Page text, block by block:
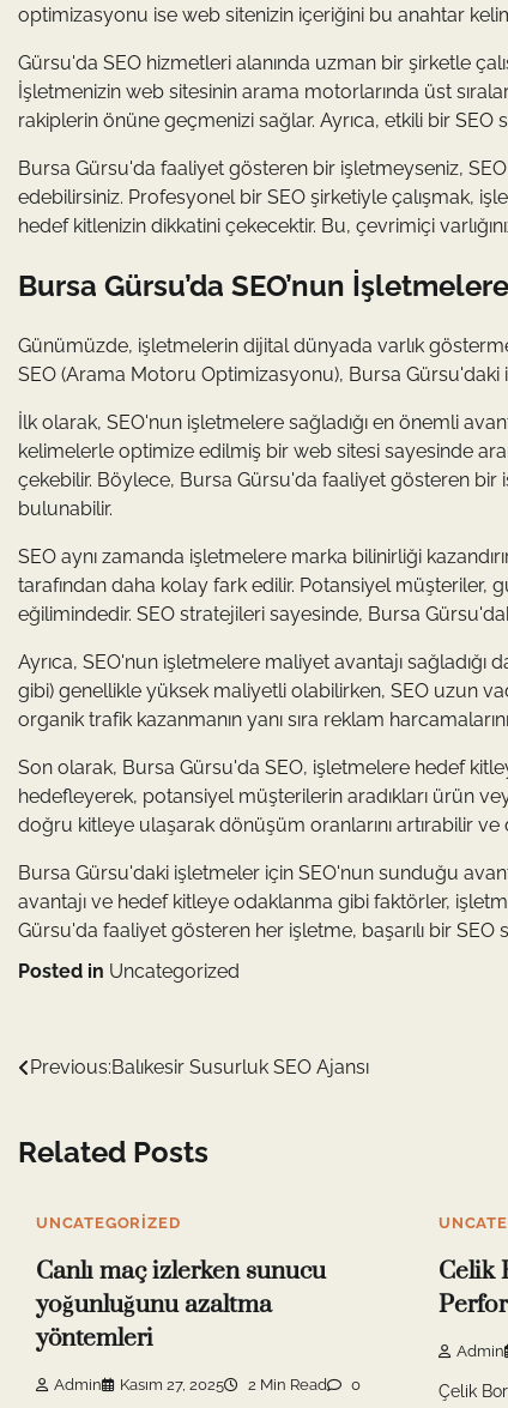
optimizasyonu ise web sitenizin içeriğini bu anahtar
Gürsu'da SEO hizmetleri alanında uzman bir şirketle
İşletmenizin web sitesinin arama motorlarında üst
rakiplerin önüne geçmenizi sağlar. Ayrıca, etkili bir
Bursa Gürsu'da faaliyet gösteren bir işletmeyseniz,
edebilirsiniz. Profesyonel bir SEO şirketiyle çalışmak,
hedef kitlenizin dikkatini çekecektir. Bu, çevrimiçi
Bursa Gürsu’da SEO’nun
Günümüzde, işletmelerin dijital dünyada varlık
SEO (Arama Motoru Optimizasyonu), Bursa Gürsu'daki
İlk olarak, SEO'nun işletmelere sağladığı en önemli
kelimelerle optimize edilmiş bir web sitesi sayesinde
çekebilir. Böylece, Bursa Gürsu'da faaliyet gösteren
bulunabilir.
SEO aynı zamanda işletmelere marka bilinirliği
tarafından daha kolay fark edilir. Potansiyel
eğilimindedir. SEO stratejileri sayesinde, Bursa
Ayrıca, SEO'nun işletmelere maliyet avantajı
gibi) genellikle yüksek maliyetli olabilirken, SEO uzun
organik trafik kazanmanın yanı sıra reklam
Son olarak, Bursa Gürsu'da SEO, işletmelere hedef
hedefleyerek, potansiyel müşterilerin aradıkları ürün
doğru kitleye ulaşarak dönüşüm oranlarını artırabilir ve
Bursa Gürsu'daki işletmeler için SEO'nun sunduğu
avantajı ve hedef kitleye odaklanma gibi faktörler,
Gürsu'da faaliyet gösteren her işletme, başarılı bir
Posted in Uncategorized
Yazı
Previous:Balıkesir Susurluk SEO Ajansı
Related Posts
UNCATEGORIZED
Canlı maç izlerken sunucu
yoğunluğunu azaltma
yöntemleri
Admin Kasım 27, 2025 2 Min Read 0
Celik
Admin
Çelik